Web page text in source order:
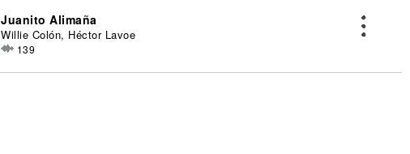
Juanito Alimaña
Willie Colón, Héctor Lavoe
139